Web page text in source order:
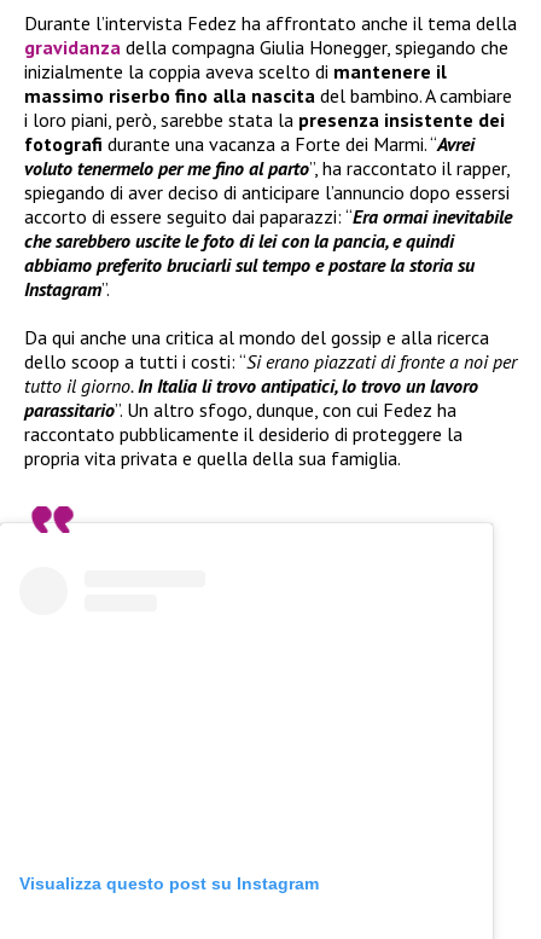
Durante l’intervista Fedez ha affrontato anche il tema della
gravidanza della compagna Giulia Honegger, spiegando che
inizialmente la coppia aveva scelto di mantenere il
massimo riserbo fino alla nascita del bambino. A cambiare
i loro piani, però, sarebbe stata la presenza insistente dei
fotografi durante una vacanza a Forte dei Marmi. “Avrei
voluto tenermelo per me fino al parto”, ha raccontato il rapper,
spiegando di aver deciso di anticipare l’annuncio dopo essersi
accorto di essere seguito dai paparazzi: “Era ormai inevitabile
che sarebbero uscite le foto di lei con la pancia, e quindi
abbiamo preferito bruciarli sul tempo e postare la storia su
Instagram”.
Da qui anche una critica al mondo del gossip e alla ricerca
dello scoop a tutti i costi: “Si erano piazzati di fronte a noi per
tutto il giorno.In Italia li trovo antipatici, lo trovo un lavoro
parassitario”. Un altro sfogo, dunque, con cui Fedez ha
raccontato pubblicamente il desiderio di proteggere la
propria vita privata e quella della sua famiglia.
Visualizza questo post su Instagram